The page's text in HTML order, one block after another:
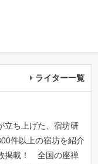
ライター一覧
立ち上げた、宿坊研
件以上の宿坊を紹介
掲載！ 全国の座禅